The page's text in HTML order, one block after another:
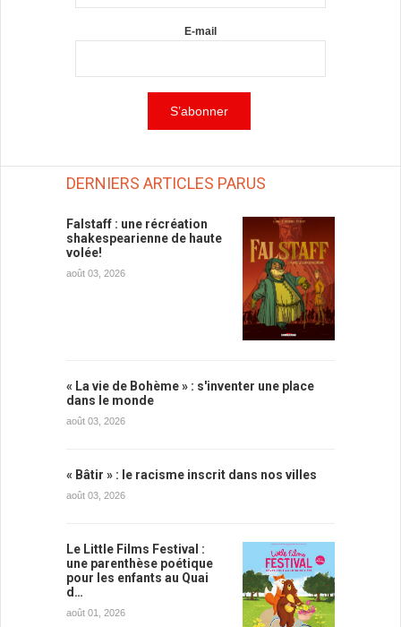
E-mail
DERNIERS ARTICLES PARUS
Falstaff : une récréation
shakespearienne de haute
volée!
août 03, 2026
« La vie de Bohème » : s'inventer une place
dans le monde
août 03, 2026
« Bâtir » : le racisme inscrit dans nos villes
août 03, 2026
Le Little Films Festival :
une parenthèse poétique
pour les enfants au Quai
d…
août 01, 2026